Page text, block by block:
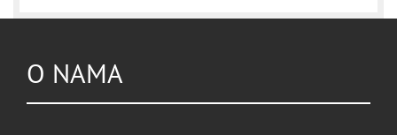
O NAMA